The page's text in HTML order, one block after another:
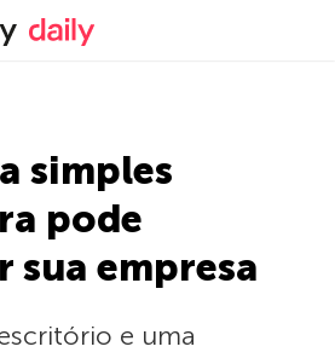
Blog oficial da Kaspersky
simples
pode
sua empresa
e uma